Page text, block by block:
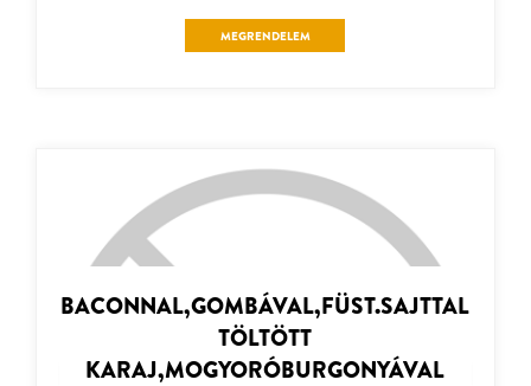
MEGRENDELEM
BACONNAL,GOMBÁVAL,FÜST.SAJTTAL
TÖLTÖTT
KARAJ,MOGYORÓBURGONYÁVAL